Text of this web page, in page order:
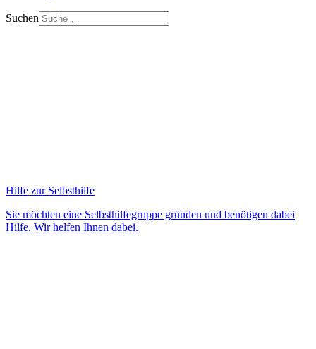
Suchen
Hilfe zur Selbsthilfe
Sie möchten eine Selbsthilfegruppe gründen und benötigen dabei
Hilfe. Wir helfen Ihnen dabei.